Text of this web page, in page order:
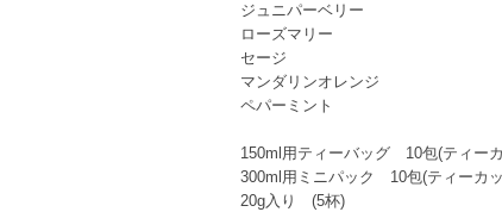
ジュニパーベリー
ローズマリー
セージ
マンダリンオレンジ
ペパーミント
150ml用ティーバッグ 10包(ティー
300ml用ミニパック 10包(ティーカ
20g入り (5杯)